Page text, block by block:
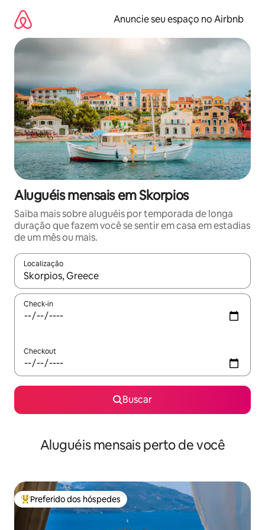
para
conteúdo
Anuncie seu espaço no Airbnb
Aluguéis mensais em Skorpios
Saiba mais sobre aluguéis por temporada de longa
duração que fazem você se sentir em casa em estadias
de um mês ou mais.
Localização
Quando os resultados estiverem disponíveis, explore-os
Check-in
Checkout
Buscar
Aluguéis mensais perto de você
Entre os melhores preferidos dos hóspedes
Preferido dos hóspedes